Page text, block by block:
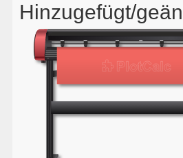
Hinzugefügt/